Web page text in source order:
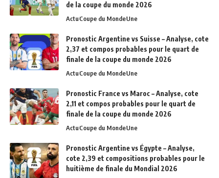
de la coupe du monde 2026
ActuCoupe du MondeUne
Pronostic Argentine vs Suisse – Analyse, cote
2,37 et compos probables pour le quart de
finale de la coupe du monde 2026
ActuCoupe du MondeUne
Pronostic France vs Maroc – Analyse, cote
2,11 et compos probables pour le quart de
finale de la coupe du monde 2026
ActuCoupe du MondeUne
Pronostic Argentine vs Égypte – Analyse,
cote 2,39 et compositions probables pour le
huitième de finale du Mondial 2026